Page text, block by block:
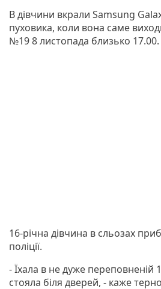
В дівчини вкрали Samsung
пуховика, коли вона саме
№19 8 листопада близько 17.00.
16-річна дівчина в сльозах
поліції.
- Їхала в не дуже переповненій
стояла біля дверей, - каже